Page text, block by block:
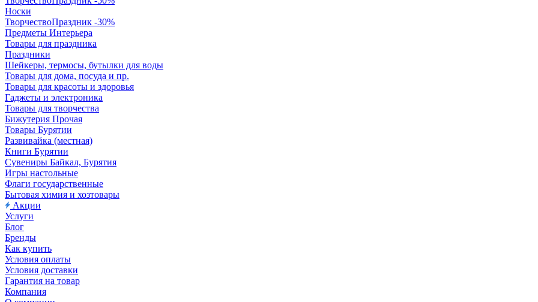
Носки
ТворчествоПраздник -30%
Предметы Интерьера
Товары для праздника
Праздники
Шейкеры, термосы, бутылки для воды
Товары для дома, посуда и пр.
Товары для красоты и здоровья
Гаджеты и электроника
Товары для творчества
Бижутерия Прочая
Товары Бурятии
Развивайка (местная)
Книги Бурятии
Сувениры Байкал, Бурятия
Игры настольные
Флаги государственные
Бытовая химия и хозтовары
Акции
Услуги
Блог
Бренды
Как купить
Условия оплаты
Условия доставки
Гарантия на товар
Компания